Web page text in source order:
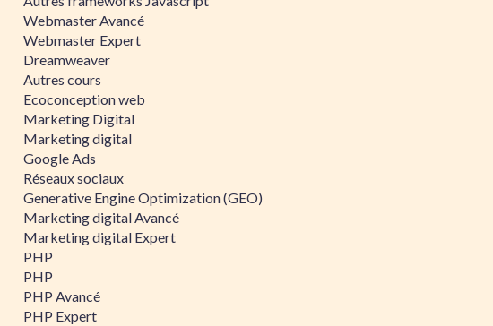
Webmaster Avancé
Webmaster Expert
Dreamweaver
Autres cours
Ecoconception web
Marketing Digital
Marketing digital
Google Ads
Réseaux sociaux
Generative Engine Optimization (GEO)
Marketing digital Avancé
Marketing digital Expert
PHP
PHP
PHP Avancé
PHP Expert